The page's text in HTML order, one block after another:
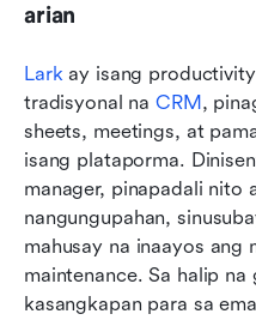
arian
Lark ay isang
tradisyonal na CRM,
sheets, meetings, at
isang plataporma.
manager, pinapadali nito
nangungupahan,
mahusay na inaayos ang
maintenance. Sa halip
kasangkapan para sa